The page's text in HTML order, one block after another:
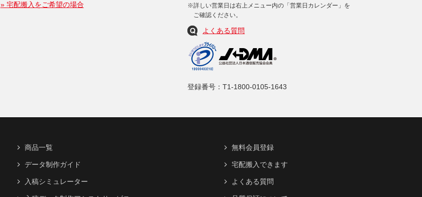
» 宅配搬入をご希望の場合
※詳しい営業日は右上メニュー内の「営業日カレンダー」を
ご確認ください。
よくある質問
登録番号：T1-1800-0105-1643
商品一覧
データ制作ガイド
入稿シミュレーター
無料会員登録
宅配搬入できます
よくある質問